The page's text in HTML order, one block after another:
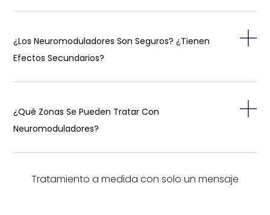
¿Los Neuromoduladores Son Seguros? ¿Tienen
Efectos Secundarios?
¿Qué Zonas Se Pueden Tratar Con
Neuromoduladores?
Tratamiento a medida con solo un mensaje